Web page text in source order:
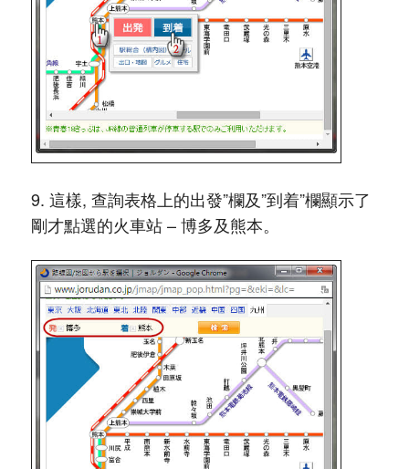
9. 這樣, 查詢表格上的出發”欄及”到着”欄顯示了
剛才點選的火車站 – 博多及熊本。